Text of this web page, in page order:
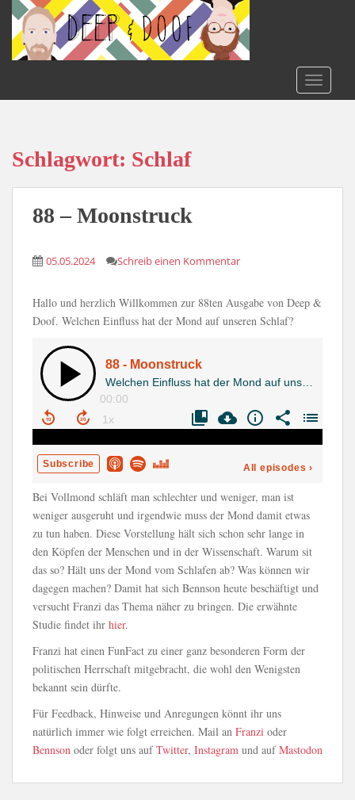
o
Schlagwort: Schlaf
88 – Moonstruck
05.05.2024 Schreib einen Kommentar
Hallo und herzlich Willkommen zur 88ten Ausgabe von Deep &
Doof. Welchen Einfluss hat der Mond auf unseren Schlaf?
Bei Vollmond schläft man schlechter und weniger, man ist
weniger ausgeruht und irgendwie muss der Mond damit etwas
zu tun haben. Diese Vorstellung hält sich schon sehr lange in
den Köpfen der Menschen und in der Wissenschaft. Warum sit
das so? Hält uns der Mond vom Schlafen ab? Was können wir
dagegen machen? Damit hat sich Bennson heute beschäftigt und
versucht Franzi das Thema näher zu bringen. Die erwähnte
Studie findet ihr hier.
Franzi hat einen FunFact zu einer ganz besonderen Form der
politischen Herrschaft mitgebracht, die wohl den Wenigsten
bekannt sein dürfte.
Für Feedback, Hinweise und Anregungen könnt ihr uns
natürlich immer wie folgt erreichen. Mail an Franzi oder
Bennson oder folgt uns aufTwitter, Instagram und aufMastodon